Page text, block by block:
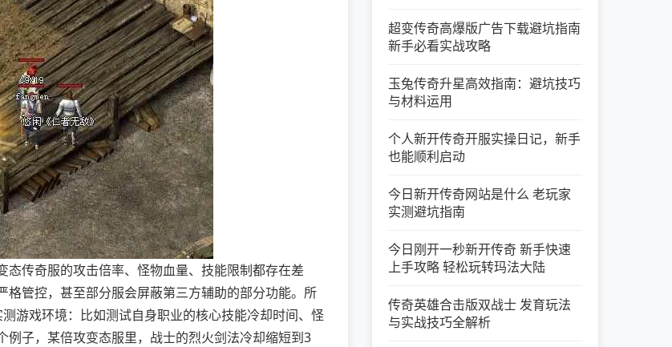
传奇服的攻击倍率、怪物血量、技能限制都存在差
管控，甚至部分服会屏蔽第三方辅助的部分功能。所
游戏环境：比如测试自身职业的核心技能冷却时间、怪
子，某倍攻变态服里，战士的烈火剑法冷却缩短到3
超变传奇高爆版广告下载避坑指南
新手必看实战攻略
玉兔传奇升星高效指南：避坑技巧
与材料运用
个人新开传奇开服实操日记，新手
也能顺利启动
今日新开传奇网站是什么 老玩家
实测避坑指南
今日刚开一秒新开传奇 新手快速
上手攻略 轻松玩转玛法大陆
传奇英雄合击版双战士 发育玩法
与实战技巧全解析